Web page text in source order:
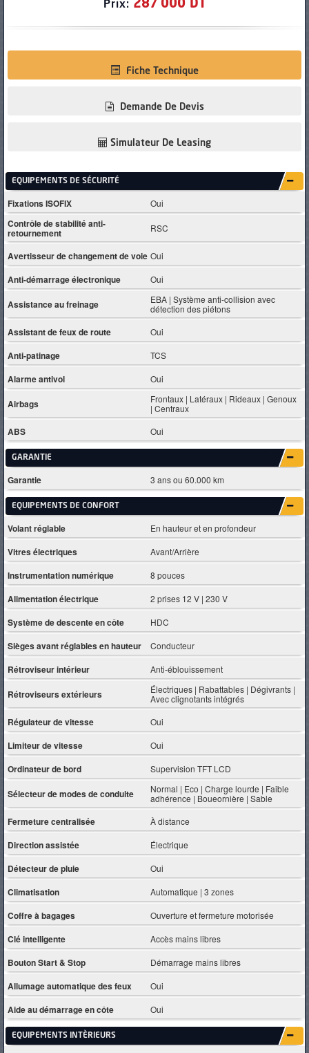
Prix: 287 000 DT
Fiche Technique
Demande De Devis
Simulateur De Leasing
EQUIPEMENTS DE SÉCURITÉ
Fixations ISOFIX Oui
Contrôle de stabilité anti-
retournement RSC
Avertisseur de changement de voie Oui
Anti-démarrage électronique Oui
Assistance au freinage
EBA | Système anti-collision avec
détection des piétons
Assistant de feux de route Oui
Anti-patinage TCS
Alarme antivol Oui
Airbags
Frontaux | Latéraux | Rideaux | Genoux
| Centraux
ABS Oui
GARANTIE
Garantie 3 ans ou 60.000 km
EQUIPEMENTS DE CONFORT
Volant réglable En hauteur et en profondeur
Vitres électriques Avant/Arrière
Instrumentation numérique 8 pouces
Alimentation électrique 2 prises 12 V | 230 V
Système de descente en côte HDC
Sièges avant réglables en hauteur Conducteur
Rétroviseur intérieur Anti-éblouissement
Rétroviseurs extérieurs
Électriques | Rabattables | Dégivrants |
Avec clignotants intégrés
Régulateur de vitesse Oui
Limiteur de vitesse Oui
Ordinateur de bord Supervision TFT LCD
Sélecteur de modes de conduite
Normal | Eco | Charge lourde | Faible
adhérence | Boueornière | Sable
Fermeture centralisée À distance
Direction assistée Électrique
Détecteur de pluie Oui
Climatisation Automatique | 3 zones
Coffre à bagages Ouverture et fermeture motorisée
Clé intelligente Accès mains libres
Bouton Start & Stop Démarrage mains libres
Allumage automatique des feux Oui
Aide au démarrage en côte Oui
EQUIPEMENTS INTÈRIEURS